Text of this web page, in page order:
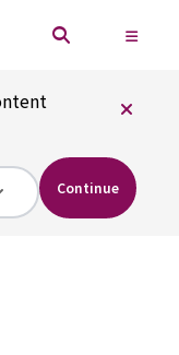
Continue